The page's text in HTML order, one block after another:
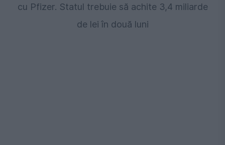
cu Pfizer. Statul trebuie să achite 3,4 miliarde
de lei în două luni